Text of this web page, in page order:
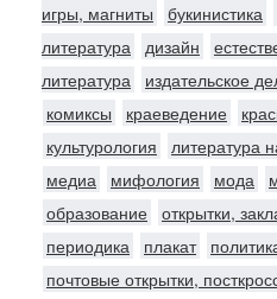
игры, магниты
букинистика
литература дизайн
литература
издательское
комиксы
краеведение
культурология
литература
медиа
мифология мода
образование открытки,
периодика
плакат
почтовые открытки,